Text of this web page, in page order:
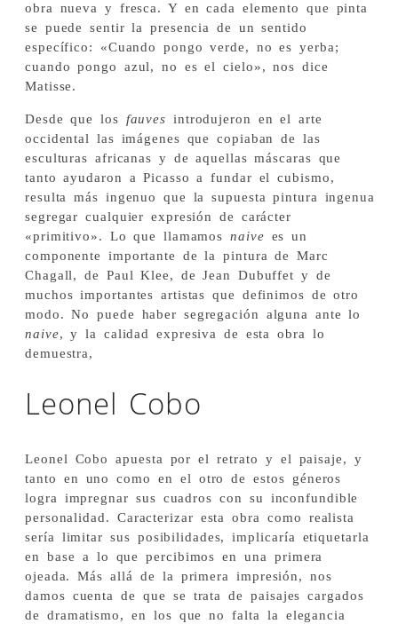
obra nueva y fresca. Y en cada elemento que pinta
se puede sentir la presencia de un sentido
específico: «Cuando pongo verde, no es yerba;
cuando pongo azul, no es el cielo», nos dice
Matisse.
Desde que los fauves introdujeron en el arte
occidental las imágenes que copiaban de las
esculturas africanas y de aquellas máscaras que
tanto ayudaron a Picasso a fundar el cubismo,
resulta más ingenuo que la supuesta pintura ingenua
segregar cualquier expresión de carácter
«primitivo». Lo que llamamosnaive es un
componente importante de la pintura de Marc
Chagall, de Paul Klee, de Jean Dubuffet y de
muchos importantes artistas que definimos de otro
modo. No puede haber segregación alguna ante lo
naive, y la calidad expresiva de esta obra lo
demuestra,
Leonel Cobo
Leonel Cobo apuesta por el retrato y el paisaje, y
tanto en uno como en el otro de estos géneros
logra impregnar sus cuadros con su inconfundible
personalidad. Caracterizar esta obra como realista
sería limitar sus posibilidades, implicaría etiquetarla
en base a lo que percibimos en una primera
ojeada. Más allá de la primera impresión, nos
damos cuenta de que se trata de paisajes cargados
de dramatismo, en los que no falta la elegancia